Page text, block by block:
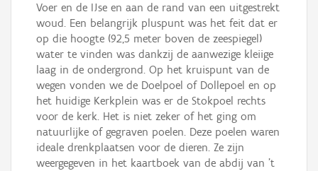
Voer en de IJse en aan de rand van een uitgestrekt
woud. Een belangrijk pluspunt was het feit dat er
op die hoogte (92,5 meter boven de zeespiegel)
water te vinden was dankzij de aanwezige kleiige
laag in de ondergrond. Op het kruispunt van de
wegen vonden we de Doelpoel of Dollepoel en op
het huidige Kerkplein was er de Stokpoel rechts
voor de kerk. Het is niet zeker of het ging om
natuurlijke of gegraven poelen. Deze poelen waren
ideale drenkplaatsen voor de dieren. Ze zijn
weergegeven in het kaartboek van de abdij van ’t